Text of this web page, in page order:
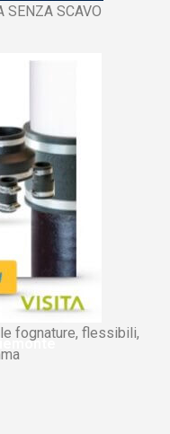
SENZA SCAVO
fognature, flessibili,